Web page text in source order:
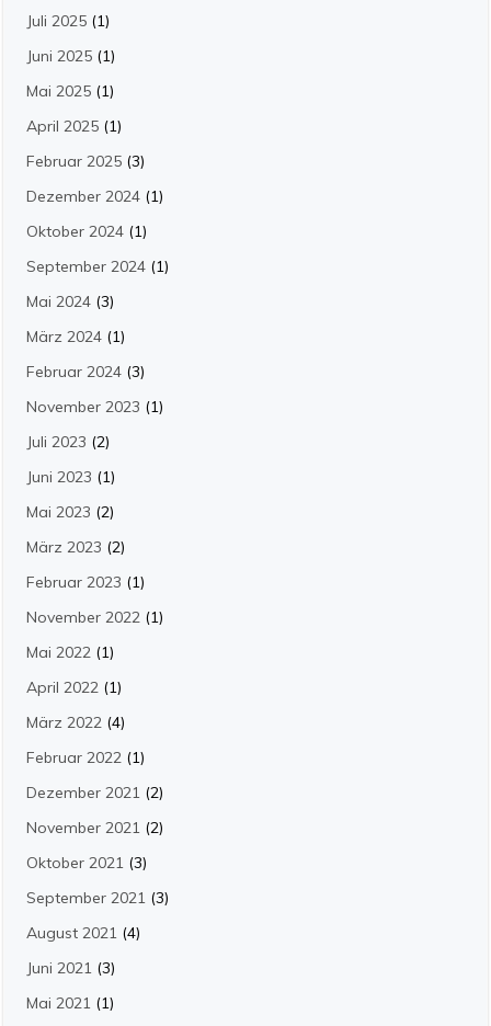
Juli 2025 (1)
Juni 2025 (1)
Mai 2025 (1)
April 2025 (1)
Februar 2025 (3)
Dezember 2024 (1)
Oktober 2024 (1)
September 2024 (1)
Mai 2024 (3)
März 2024 (1)
Februar 2024 (3)
November 2023 (1)
Juli 2023 (2)
Juni 2023 (1)
Mai 2023 (2)
März 2023 (2)
Februar 2023 (1)
November 2022 (1)
Mai 2022 (1)
April 2022 (1)
März 2022 (4)
Februar 2022 (1)
Dezember 2021 (2)
November 2021 (2)
Oktober 2021 (3)
September 2021 (3)
August 2021 (4)
Juni 2021 (3)
Mai 2021 (1)